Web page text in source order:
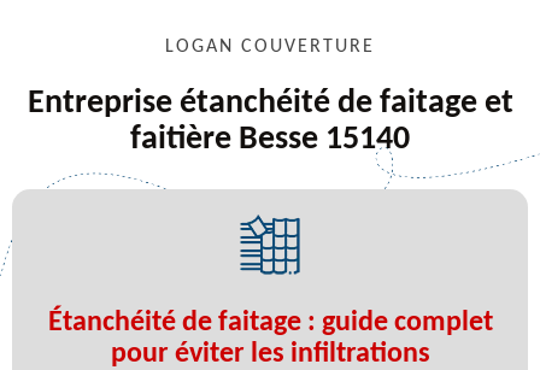
LOGAN COUVERTURE
Entreprise étanchéité de faitage et
faitière Besse 15140
Étanchéité de faitage : guide complet
pour éviter les infiltrations